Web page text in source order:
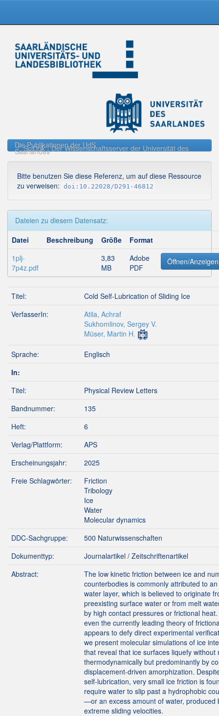
navigation
Die Publikationen der UdS
SciDok - Der Wissenschaftsserver der Universität des
Saarlandes
Bitte benutzen Sie diese Referenz, um auf diese Ressource
zu verweisen: doi:10.22028/D291-46812
Dateien zu diesem Datensatz:
Datei
Beschreibung Größe
Format
1plj-
7p4z.pdf
3,83
MB
Adobe
PDF
Öffnen/Anzeigen
Titel:
Cold Self-Lubrication of Sliding Ice
VerfasserIn:
Atila, Achraf
Sukhomlinov, Sergey V.
Müser, Martin H.
Sprache:
Englisch
In:
Titel:
Physical Review Letters
Bandnummer:
135
Heft:
6
Verlag/Plattform:
APS
Erscheinungsjahr:
2025
Freie Schlagwörter:
Friction
Tribology
Ice
Water
Molecular dynamics
DDC-Sachgruppe:
500 Naturwissenschaften
Dokumenttyp:
Journalartikel / Zeitschriftenartikel
Abstract:
The low kinetic friction between ice and
counterbodies is commonly attributed to
water layer, which is believed to originate
preexisting surface water or from melt
by high contact pressures or frictional
even the currently leading theory of
appears to defy direct experimental
we present molecular simulations of ice
that reveal that ice surfaces liquefy without
thermodynamically but predominantly by
displacement-driven amorphization.
self-lubrication, very small ice friction is
require water to slip past a hydrophobic
—or an excess amount of water, produced
extreme sliding velocities.